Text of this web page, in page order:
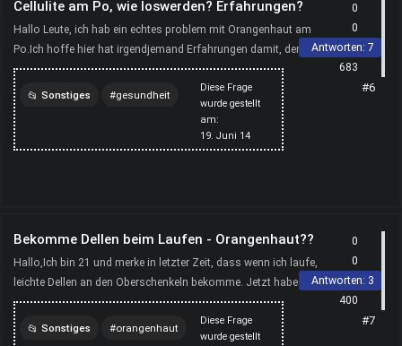
Cellulite am Po, wie loswerden? Erfahrungen?
Hallo Leute, ich hab ein echtes problem mit Orangenhaut am
Po.Ich hoffe hier hat irgendjemand Erfahrungen damit, denn ich
weiß nicht weiter, bei mir scheint nichts zu fun...
Diese Frage
wurde gestellt
am:
19. Juni 14
Sonstiges gesundheit
0
0
Antworten: 7
683
#6
Bekomme Dellen beim Laufen - Orangenhaut??
Hallo,Ich bin 21 und merke in letzter Zeit, dass wenn ich laufe,
leichte Dellen an den Oberschenkeln bekomme. Jetzt habe ich
mir meinen Po auch mal ganauer angeschaut und...
Diese Frage
wurde gestellt
Sonstiges orangenhaut
0
0
Antworten: 3
400
#7